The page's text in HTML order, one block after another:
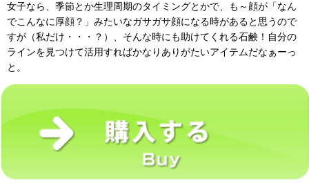
女子なら、季節とか生理周期のタイミングとかで、も～顔が「なん
でこんなに厚顔？」みたいなガサガサ顔になる時があると思うので
すが（私だけ・・・？）、そんな時にも助けてくれる石鹸！自分の
ラインを見つけて活用すればかなりありがたいアイテムだなぁーっ
と。